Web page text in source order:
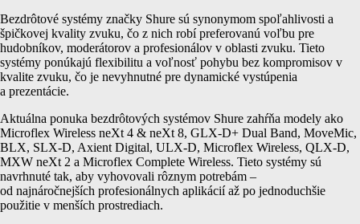
Bezdrôtové systémy značky Shure sú synonymom spoľahlivosti a
špičkovej kvality zvuku, čo z nich robí preferovanú voľbu pre
hudobníkov, moderátorov a profesionálov v oblasti zvuku. Tieto
systémy ponúkajú flexibilitu a voľnosť pohybu bez kompromisov v
kvalite zvuku, čo je nevyhnutné pre dynamické vystúpenia
a prezentácie.
Aktuálna ponuka bezdrôtových systémov Shure zahŕňa modely ako
Microflex Wireless neXt 4 & neXt 8, GLX-D+ Dual Band, MoveMic,
BLX, SLX-D, Axient Digital, ULX-D, Microflex Wireless, QLX-D,
MXW neXt 2 a Microflex Complete Wireless. Tieto systémy sú
navrhnuté tak, aby vyhovovali rôznym potrebám –
od najnáročnejších profesionálnych aplikácií až po jednoduchšie
použitie v menších prostrediach.